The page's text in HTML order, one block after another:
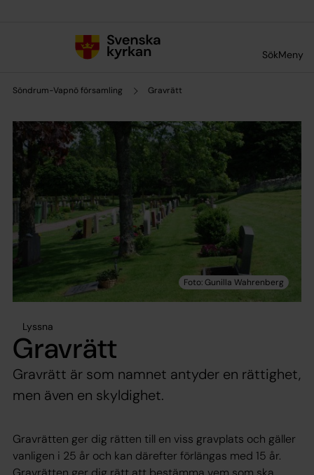
SökMeny
Söndrum-Vapnö församling Gravrätt
Lyssna
Gravrätt
Gravrätt är som namnet antyder en rättighet,
men även en skyldighet.
Gravrätten ger dig rätten till en viss gravplats och gäller
vanligen i 25 år och kan därefter förlängas med 15 år.